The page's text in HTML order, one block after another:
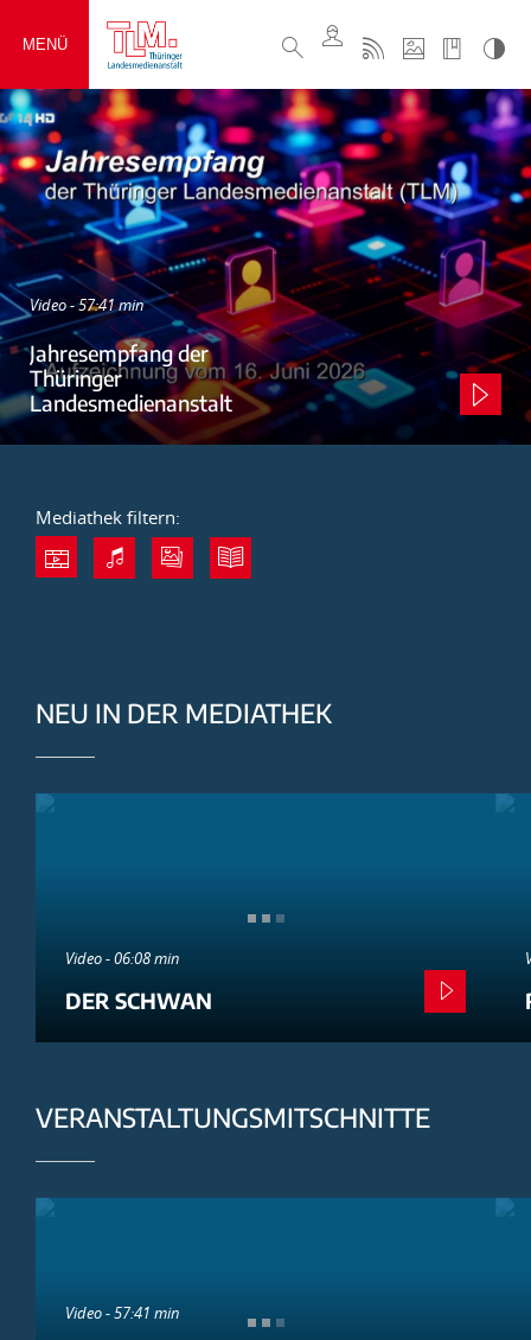
MENÜ
Video - 57:41 min
Jahresempfang der
Thüringer
Landesmedienanstalt
Mediathek filtern:
NEU IN DER MEDIATHEK
Video - 06:08 min
DER SCHWAN
VERANSTALTUNGSMITSCHNITTE
Video - 57:41 min